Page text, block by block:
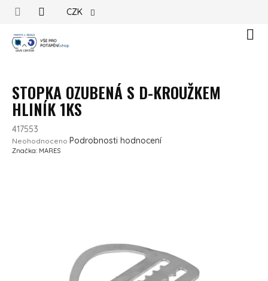
CZK
STOPKA OZUBENÁ S D-KROUŽKEM
HLINÍK 1KS
417553
Průměrné hodnocení produktu je 0,0 z 5 hvězdiček.
Neohodnoceno Podrobnosti hodnocení
Značka: MARES